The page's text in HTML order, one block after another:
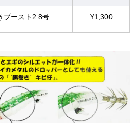
ブースト2.8号 ¥1,300